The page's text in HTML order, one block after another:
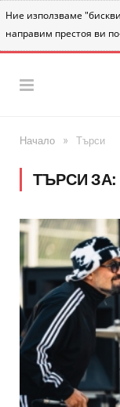
Ние използваме
направим престоя ви
Начало » Търси
ТЪРСИ ЗА: